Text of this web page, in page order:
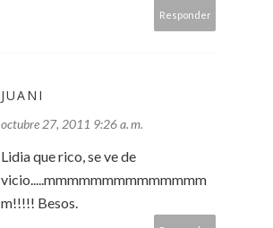
Responder
JUANI
octubre 27, 2011 9:26 a. m.
Lidia que rico, se ve de
vicio.....mmmmmmmmmmmmmm
m!!!!! Besos.